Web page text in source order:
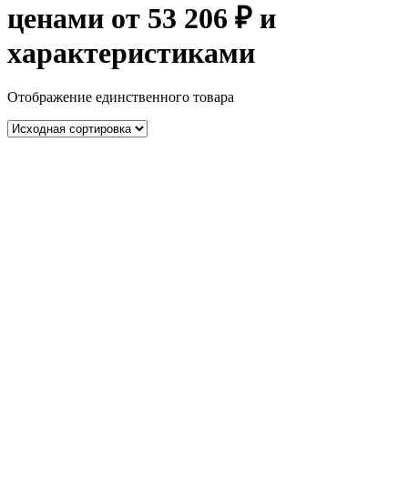
ценами от 53 206 ₽ и
характеристиками
Отображение единственного товара